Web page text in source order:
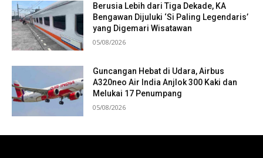
Berusia Lebih dari Tiga Dekade, KA
Bengawan Dijuluki ‘Si Paling Legendaris’
yang Digemari Wisatawan
05/08/2026
Guncangan Hebat di Udara, Airbus
A320neo Air India Anjlok 300 Kaki dan
Melukai 17 Penumpang
05/08/2026